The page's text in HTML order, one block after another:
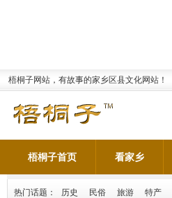
梧桐子网站，有故事的家乡区县文化网站！
梧桐子首页 看家乡
热门话题： 历史 民俗 旅游 特产